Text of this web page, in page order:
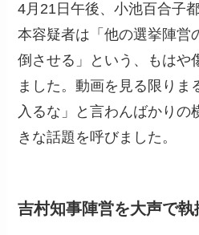
4月21日午後、小池百合子
本容疑者は「他の選挙陣営
倒させる」という、もはや
ました。動画を見る限りま
入るな」と言わんばかりの
きな話題を呼びました。
吉村知事陣営を大声で